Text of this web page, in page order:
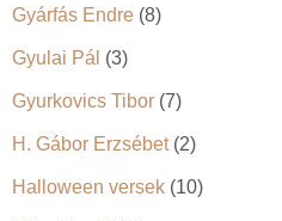
Gyárfás Endre (8)
Gyulai Pál (3)
Gyurkovics Tibor (7)
H. Gábor Erzsébet(2)
Halloween versek (10)